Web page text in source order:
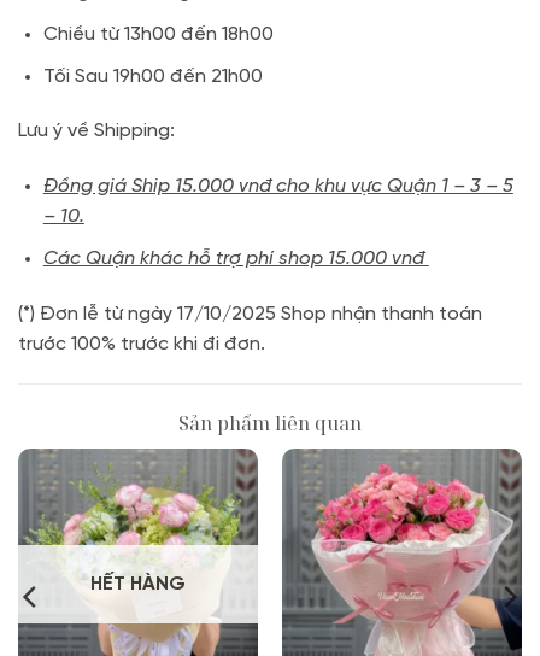
Chiều từ 13h00 đến 18h00
Tối Sau 19h00 đến 21h00
Lưu ý về Shipping:
Đồng giá Ship 15.000 vnđ cho khu vực Quận 1 – 3 – 5
– 10.
Các Quận khác hỗ trợ phí shop 15.000 vnđ
(*) Đơn lễ từ ngày 17/10/2025 Shop nhận thanh toán
trước 100% trước khi đi đơn.
Sản phẩm liên quan
HẾT HÀNG